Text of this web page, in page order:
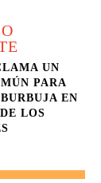
UN
PARA
EN
LOS